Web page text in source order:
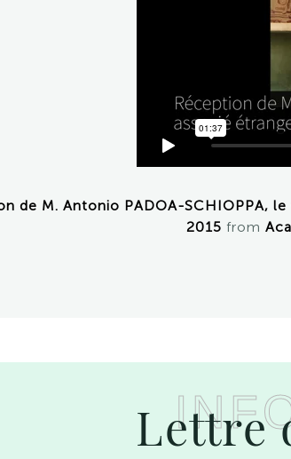
de M. Antonio PADOA-SCHIOPPA,
2015 from
Lettre